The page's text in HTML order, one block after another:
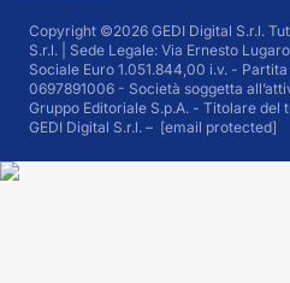
Copyright ©2026 GEDI Digital S.r.l.
S.r.l. | Sede Legale: Via Ernesto
Sociale Euro 1.051.844,00 i.v. -
0697891006 - Società soggetta
Gruppo Editoriale S.p.A. - Titolare del
GEDI Digital S.r.l. – [email protected]